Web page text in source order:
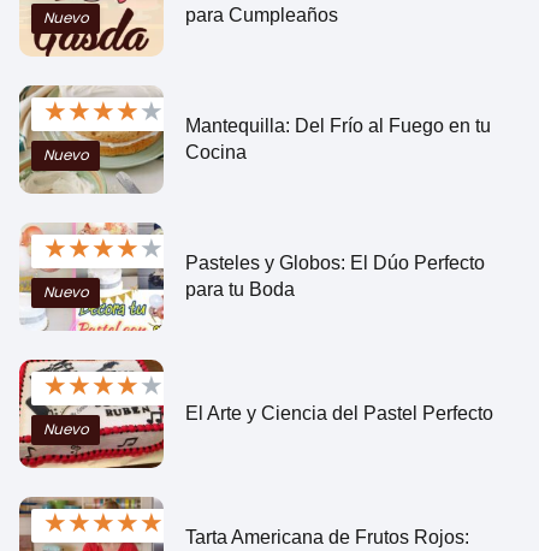
Nuevo
para Cumpleaños
★★★★★
Nuevo
Mantequilla: Del Frío al Fuego en tu
Cocina
★★★★★
Nuevo
Pasteles y Globos: El Dúo Perfecto
para tu Boda
★★★★★
Nuevo
El Arte y Ciencia del Pastel Perfecto
★★★★★
Tarta Americana de Frutos Rojos: